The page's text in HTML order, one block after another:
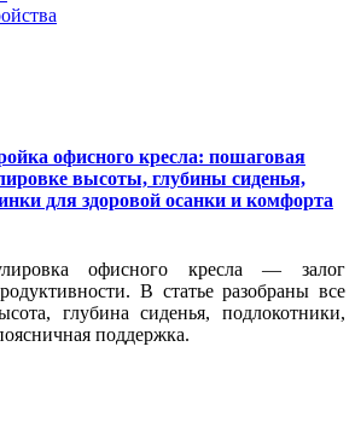
офисного кресла: пошаговая
высоты, глубины сиденья,
для здоровой осанки и комфорта
офисного кресла — залог
В статье разобраны все
глубина сиденья, подлокотники,
поддержка.